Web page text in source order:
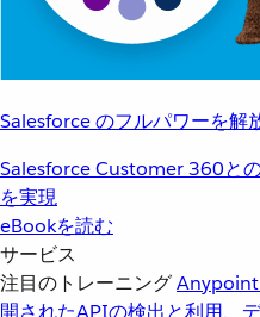
Salesforce のフルパワーを解
Salesforce Customer 360と
を実現
eBookを読む
サービス
注目のトレーニング
開されたAPIの検出と利用、